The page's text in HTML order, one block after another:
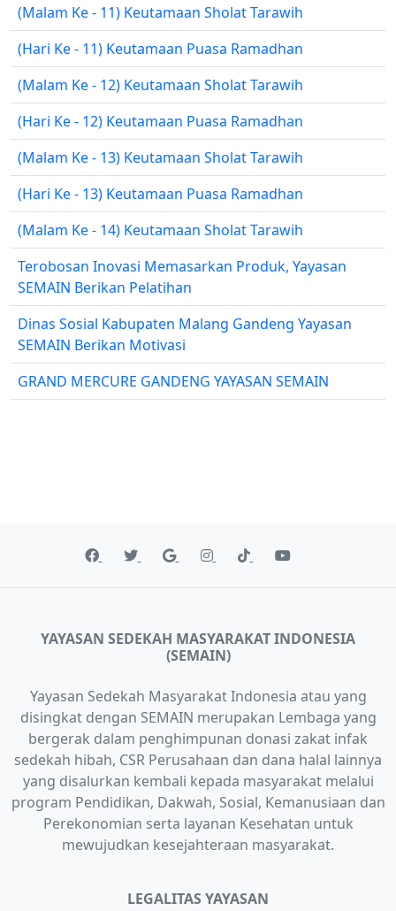
(Malam Ke - 11) Keutamaan Sholat Tarawih
(Hari Ke - 11) Keutamaan Puasa Ramadhan
(Malam Ke - 12) Keutamaan Sholat Tarawih
(Hari Ke - 12) Keutamaan Puasa Ramadhan
(Malam Ke - 13) Keutamaan Sholat Tarawih
(Hari Ke - 13) Keutamaan Puasa Ramadhan
(Malam Ke - 14) Keutamaan Sholat Tarawih
Terobosan Inovasi Memasarkan Produk, Yayasan
SEMAIN Berikan Pelatihan
Dinas Sosial Kabupaten Malang Gandeng Yayasan
SEMAIN Berikan Motivasi
GRAND MERCURE GANDENG YAYASAN SEMAIN
YAYASAN SEDEKAH MASYARAKAT INDONESIA
(SEMAIN)
Yayasan Sedekah Masyarakat Indonesia atau yang
disingkat dengan SEMAIN merupakan Lembaga yang
bergerak dalam penghimpunan donasi zakat infak
sedekah hibah, CSR Perusahaan dan dana halal lainnya
yang disalurkan kembali kepada masyarakat melalui
program Pendidikan, Dakwah, Sosial, Kemanusiaan dan
Perekonomian serta layanan Kesehatan untuk
mewujudkan kesejahteraan masyarakat.
LEGALITAS YAYASAN